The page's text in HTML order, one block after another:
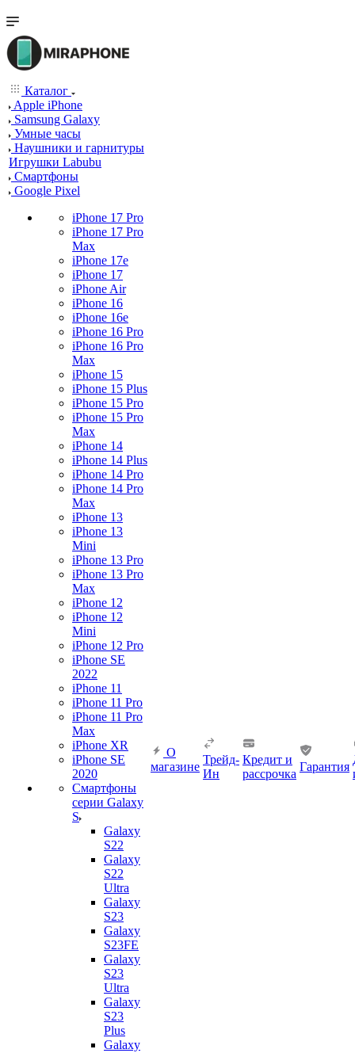
Каталог
Apple iPhone
Samsung Galaxy
Умные часы
Наушники и гарнитуры
Игрушки Labubu
Смартфоны
Google Pixel
iPhone 17 Pro
iPhone 17 Pro
Max
iPhone 17e
iPhone 17
iPhone Air
iPhone 16
iPhone 16e
iPhone 16 Pro
iPhone 16 Pro
Max
iPhone 15
iPhone 15 Plus
iPhone 15 Pro
iPhone 15 Pro
Max
iPhone 14
iPhone 14 Plus
iPhone 14 Pro
iPhone 14 Pro
Max
iPhone 13
iPhone 13
Mini
iPhone 13 Pro
iPhone 13 Pro
Max
iPhone 12
iPhone 12
Mini
iPhone 12 Pro
iPhone SE
2022
iPhone 11
iPhone 11 Pro
iPhone 11 Pro
Max
iPhone XR
iPhone SE
2020
Смартфоны
серии Galaxy
S
Galaxy
S22
Galaxy
S22
Ultra
Galaxy
S23
Galaxy
S23FE
Galaxy
S23
Ultra
Galaxy
S23
Plus
Galaxy
О
магазине
Трейд-
Ин
Кредит и
рассрочка
Гарантия